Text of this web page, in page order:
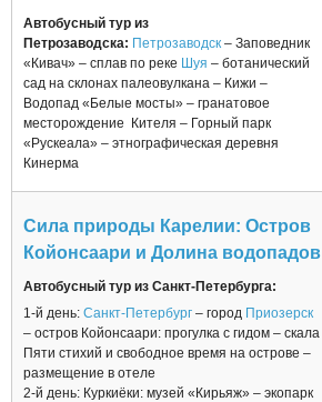
Автобусный тур из
Петрозаводска: Петрозаводск – Заповедник
«Кивач» – сплав по реке Шуя – ботанический
сад на склонах палеовулкана – Кижи –
Водопад «Белые мосты» – гранатовое
месторождение Кителя – Горный парк
«Рускеала» – этнографическая деревня
Кинерма
Сила природы Карелии: Остров
Койонсаари и Долина водопадов
Автобусный тур из Санкт-Петербурга:
1-й день: Санкт-Петербург – город Приозерск
– остров Койонсаари: прогулка с гидом – скала
Пяти стихий и свободное время на острове –
размещение в отеле
2-й день: Куркиёки: музей «Кирьяж» – экопарк